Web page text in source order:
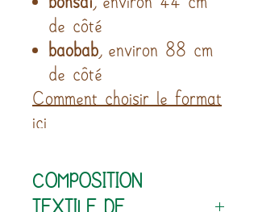
de côté
baobab , environ 88 cm
de côté
Comment choisir le format
COMPOSITION
TEXTILE DE